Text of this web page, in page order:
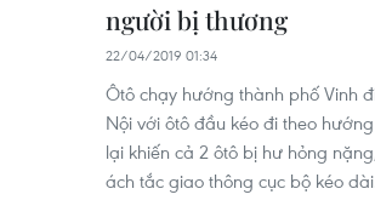
người bị thương
22/04/2019 01:34
Ôtô chạy hướng thành phố Vinh
Nội với ôtô đầu kéo đi theo
lại khiến cả 2 ôtô bị hư hỏng
ách tắc giao thông cục bộ kéo